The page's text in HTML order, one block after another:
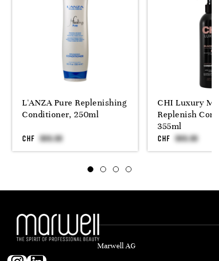
L'ANZA Pure Replenishing
Conditioner, 250ml
CHF
CHI Luxury
Replenish
355ml
CHF
Marwell AG